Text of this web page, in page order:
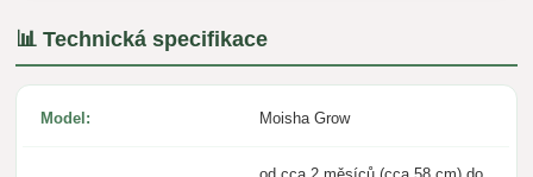
📊 Technická specifikace
Model: Moisha Grow